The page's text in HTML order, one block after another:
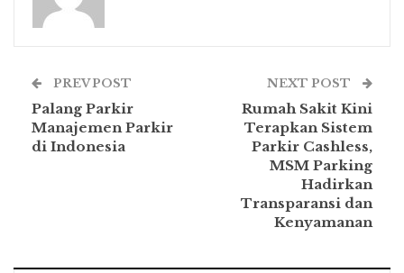
PREV POST
Palang Parkir
Manajemen Parkir
di Indonesia
NEXT POST
Rumah Sakit Kini
Terapkan Sistem
Parkir Cashless,
MSM Parking
Hadirkan
Transparansi dan
Kenyamanan